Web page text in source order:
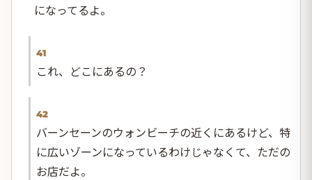
になってるよ。
41
これ、どこにあるの？
42
バーンセーンのウォンビーチの近くにあるけど、特
に広いゾーンになっているわけじゃなくて、ただの
お店だよ。